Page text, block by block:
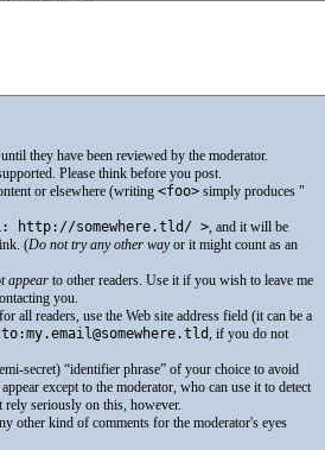
they have been reviewed by the moderator.
Please think before you post.
or elsewhere (writing <foo> simply produces
http://somewhere.tld/ >, and it will be
(Do not try any other wayor it might count as an
appear to other readers. Use it if you wish to leave me
you.
all readers, use the Web site address field (it can be a
, if you do not
secret) “identifier phrase” of your choice to avoid
except to the moderator, who can use it to detect
seriously on this, however.
other kind of comments for the moderator's eyes